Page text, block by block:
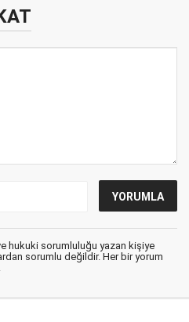
hukuki sorumluluğu yazan kişiye
sorumlu değildir. Her bir yorum